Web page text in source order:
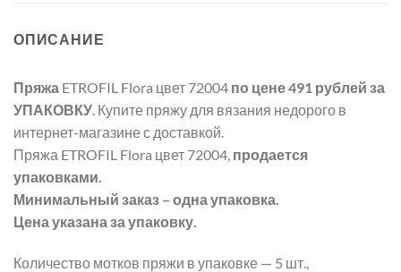
ОПИСАНИЕ
Пряжа ETROFIL Flora цвет 72004 по цене 491 рублей за
УПАКОВКУ. Купите пряжу для вязания недорого в
интернет-магазине с доставкой.
Пряжа ETROFIL Flora цвет 72004, продается
упаковками.
Минимальный заказ – одна упаковка.
Цена указана за упаковку.
Количество мотков пряжи в упаковке — 5 шт.,